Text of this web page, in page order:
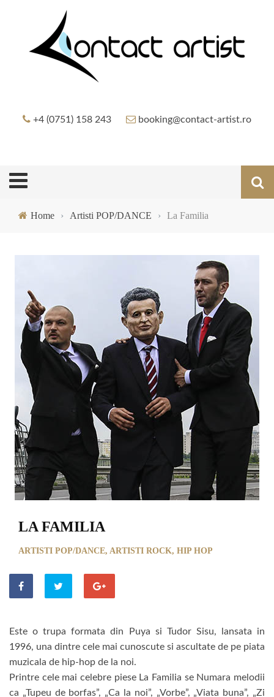
+4 (0751) 158 243 booking@contact-artist.ro
Home › Artisti POP/DANCE › La Familia
LA FAMILIA
ARTISTI POP/DANCE, ARTISTI ROCK, HIP HOP
Este o trupa formata din Puya si Tudor Sisu, lansata in
1996, una dintre cele mai cunoscute si ascultate de pe piata
muzicala de hip-hop de la noi.
Printre cele mai celebre piese La Familia se Numara melodii
ca „Tupeu de borfas”, „Ca la noi”, „Vorbe”, „Viata buna”, „Zi